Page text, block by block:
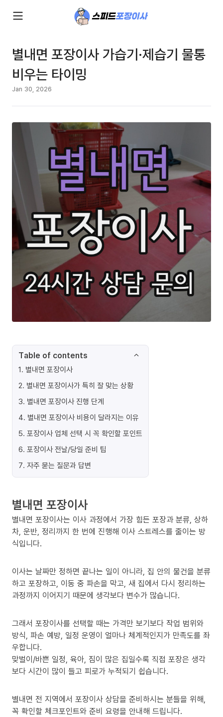
별내면 포장이사 가습기·제습기 물통
비우는 타이밍
Jan 30, 2026
Table of contents
1. 별내면 포장이사
2. 별내면 포장이사가 특히 잘 맞는 상황
3. 별내면 포장이사 진행 단계
4. 별내면 포장이사 비용이 달라지는 이유
5. 포장이사 업체 선택 시 꼭 확인할 포인트
6. 포장이사 전날/당일 준비 팁
7. 자주 묻는 질문과 답변
별내면 포장이사
별내면 포장이사는 이사 과정에서 가장 힘든 포장과 분류, 상하
차, 운반, 정리까지 한 번에 진행해 이사 스트레스를 줄이는 방
식입니다.
이사는 날짜만 정하면 끝나는 일이 아니라, 집 안의 물건을 분류
하고 포장하고, 이동 중 파손을 막고, 새 집에서 다시 정리하는
과정까지 이어지기 때문에 생각보다 변수가 많습니다.
그래서 포장이사를 선택할 때는 가격만 보기보다 작업 범위와
방식, 파손 예방, 일정 운영이 얼마나 체계적인지가 만족도를 좌
우합니다.
맞벌이/바쁜 일정, 육아, 짐이 많은 집일수록 직접 포장은 생각
보다 시간이 많이 들고 피로가 누적되기 쉽습니다.
별내면 전 지역에서 포장이사 상담을 준비하시는 분들을 위해,
꼭 확인할 체크포인트와 준비 요령을 안내해 드립니다.